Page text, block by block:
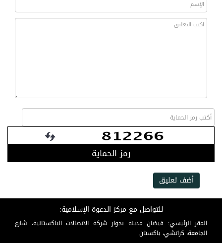
رمز الحماية
أضف تعليق
للتواصل مع مركز الدعوة الإسلامية:
المقر الرئيسي: فيضان مدينة بجوار شركة الاتصالات الباكستانية، شارع
الجامعة، كراتشي، باكستان